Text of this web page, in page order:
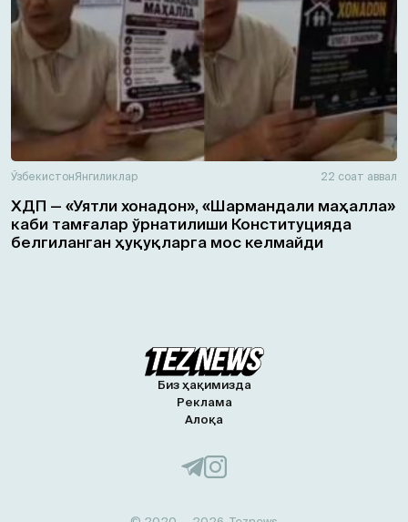
ЎзбекистонЯнгиликлар 22 соат аввал
ХДП — «Уятли хонадон», «Шармандали маҳалла»
каби тамғалар ўрнатилиши Конституцияда
белгиланган ҳуқуқларга мос келмайди
Биз ҳақимизда
Реклама
Алоқа